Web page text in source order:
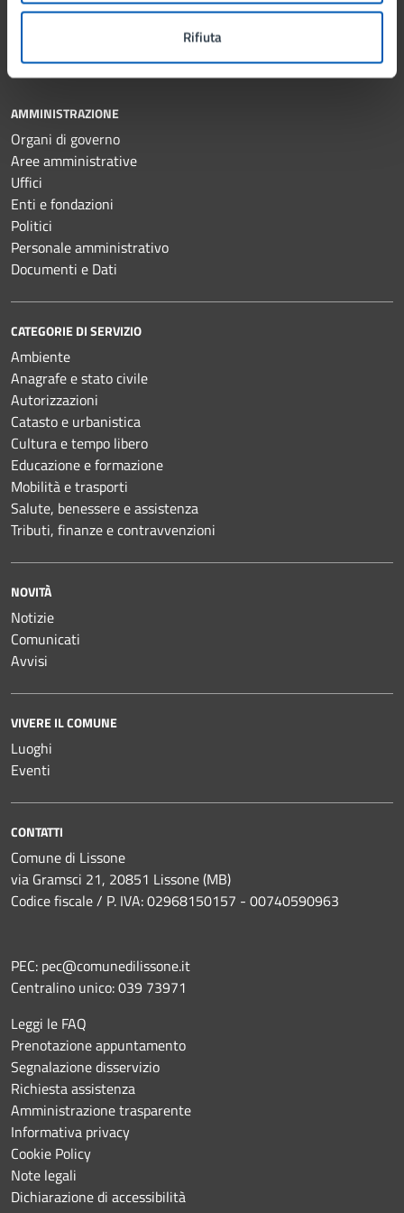
Rifiuta
Comune di Lissone
AMMINISTRAZIONE
Organi di governo
Aree amministrative
Uffici
Enti e fondazioni
Politici
Personale amministrativo
Documenti e Dati
CATEGORIE DI SERVIZIO
Ambiente
Anagrafe e stato civile
Autorizzazioni
Catasto e urbanistica
Cultura e tempo libero
Educazione e formazione
Mobilità e trasporti
Salute, benessere e assistenza
Tributi, finanze e contravvenzioni
NOVITÀ
Notizie
Comunicati
Avvisi
VIVERE IL COMUNE
Luoghi
Eventi
CONTATTI
Comune di Lissone
via Gramsci 21, 20851 Lissone (MB)
Codice fiscale / P. IVA: 02968150157 - 00740590963
PEC: pec@comunedilissone.it
Centralino unico:039 73971
Leggi le FAQ
Prenotazione appuntamento
Segnalazione disservizio
Richiesta assistenza
Amministrazione trasparente
Informativa privacy
Cookie Policy
Note legali
Dichiarazione di accessibilità